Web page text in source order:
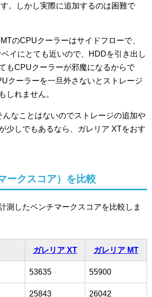
。しかし実際に追加するのは困難で
のCPUクーラーはサイドフローで、
イにとても近いので、HDDを引き出し
もCPUクーラーが邪魔になるからで
クーラーを一旦外さないとストレージ
しれません。
んなことはないのでストレージの追加や
少しでもあるなら、ガレリア XTをおす
ークスコア）を比較
測したベンチマークスコアを比較しま
ガレリア XT ガレリア MT
53635 55900
25843 26042